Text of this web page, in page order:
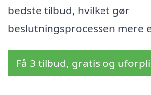
bedste tilbud, hvilket gør
beslutningsprocessen mere
Få 3 tilbud, gratis og